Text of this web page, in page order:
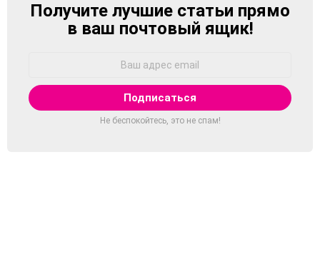
NEWSLETTER
Получите лучшие статьи прямо
в ваш почтовый ящик!
Не беспокойтесь, это не спам!